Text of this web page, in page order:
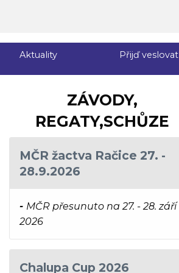
Aktuality Přijď veslovat
ZÁVODY,
REGATY,SCHŮZE
MČR žactva Račice 27. -
28.9.2026
- MČR přesunuto na 27. - 28. září
2026
Chalupa Cup 2026